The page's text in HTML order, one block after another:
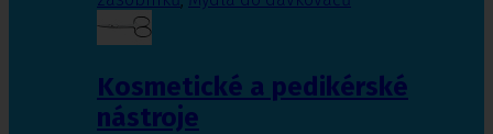
Kosmetické a pedikérské
nástroje